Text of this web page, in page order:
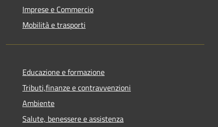
Imprese e Commercio
Mobilità e trasporti
Educazione e formazione
Tributi,finanze e contravvenzioni
Ambiente
Salute, benessere e assistenza